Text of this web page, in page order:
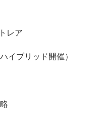
レア
イブリッド開催）